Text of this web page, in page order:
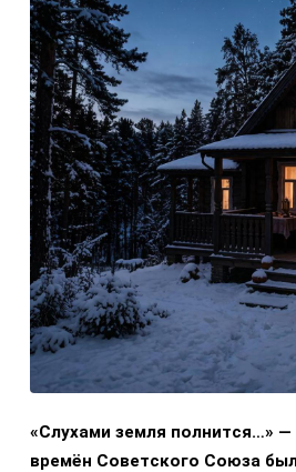
«Слухами земля полнится…» —
времён Советского Союза